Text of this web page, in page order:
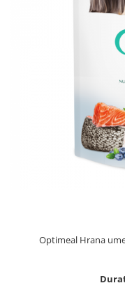
Optimeal Hrana